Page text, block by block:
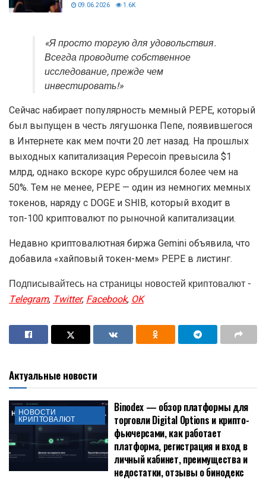
09.06.2026 1.6K
«Я просто торгую для удовольствия.
Всегда проводите собственное
исследование, прежде чем
инвестировать!»
Сейчас набирает популярность мемный PEPE, который
был выпущен в честь лягушонка Пепе, появившегося
в Интернете как мем почти 20 лет назад. На прошлых
выходных капитализация Pepecoin превысила $1
млрд, однако вскоре курс обрушился более чем на
50%. Тем не менее, PEPE — один из немногих мемных
токенов, наряду с DOGE и SHIB, который входит в
топ-100 криптовалют по рыночной капитализации.
Недавно криптовалютная биржа Gemini объявила, что
добавила «хайповый токен-мем» PEPE в листинг.
Подписывайтесь на страницы новостей криптовалют -
Telegram,Twitter,Facebook,OK
Актуальные новости
НОВОСТИ
КРИПТОВАЛЮТ
Binodex — обзор платформы для
торговли Digital Options и крипто-
фьючерсами, как работает
платформа, регистрация и вход в
личный кабинет, преимущества и
недостатки, отзывы о бинодекс